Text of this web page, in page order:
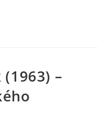
–